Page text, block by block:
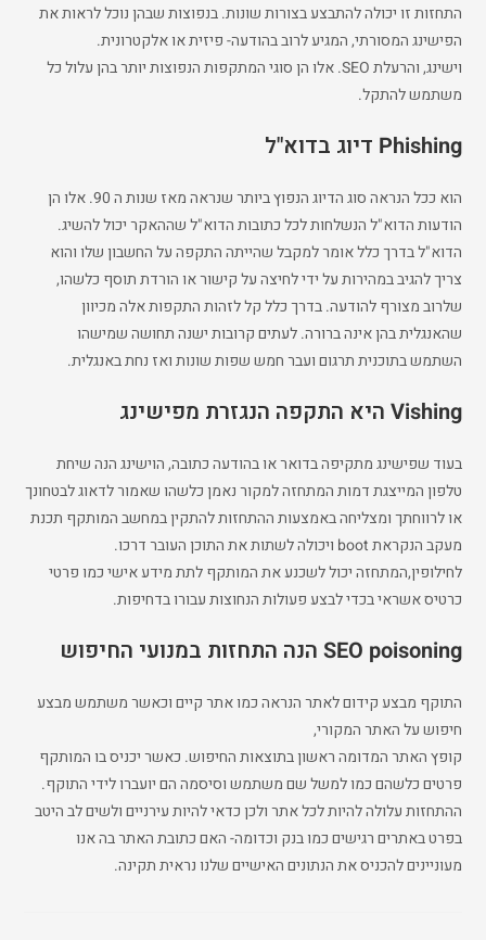
התחזות זו יכולה להתבצע בצורות שונות. בנפוצות שבהן נוכל לראות את
הפישינג המסורתי, המגיע לרוב בהודעה- פיזית או אלקטרונית.
וישינג, והרעלת SEO. אלו הן סוגי המתקפות הנפוצות יותר בהן עלול כל
משתמש להתקל.
Phishing דיוג בדוא"ל
הוא ככל הנראה סוג הדיוג הנפוץ ביותר שנראה מאז שנות ה 90. אלו הן
הודעות הדוא"ל הנשלחות לכל כתובות הדוא"ל שההאקר יכול להשיג.
הדוא"ל בדרך כלל אומר למקבל שהייתה התקפה על החשבון שלו והוא
צריך להגיב במהירות על ידי לחיצה על קישור או הורדת תוסף כלשהו,
שלרוב מצורף להודעה. בדרך כלל קל לזהות התקפות אלה מכיוון
שהאנגלית בהן אינה ברורה. לעתים קרובות ישנה תחושה שמישהו
השתמש בתוכנית תרגום ועבר חמש שפות שונות ואז נחת באנגלית.
Vishing היא התקפה הנגזרת מפישינג
בעוד שפישינג מתקיפה בדואר או בהודעה כתובה, הוישינג הנה שיחת
טלפון המייצגת דמות המתחזה למקור נאמן כלשהו שאמור לדאוג לבטחונך
או לרווחתך ומצליחה באמצעות ההתחזות להתקין במחשב המותקף תכנת
מעקב הנקראת boot ויכולה לשתות את התוכן העובר דרכו.
לחילופין,המתחזה יכול לשכנע את המותקף לתת מידע אישי כמו פרטי
כרטיס אשראי בכדי לבצע פעולות הנחוצות עבורו בדחיפות.
SEO poisoning הנה התחזות במנועי החיפוש
התוקף מבצע קידום לאתר הנראה כמו אתר קיים וכאשר משתמש מבצע
חיפוש על האתר המקורי,
קופץ האתר המדומה ראשון בתוצאות החיפוש. כאשר יכניס בו המותקף
פרטים כלשהם כמו למשל שם משתמש וסיסמה הם יועברו לידי התוקף.
ההתחזות עלולה להיות לכל אתר ולכן כדאי להיות עירניים ולשים לב היטב
בפרט באתרים רגישים כמו בנק וכדומה- האם כתובת האתר בה אנו
מעוניינים להכניס את הנתונים האישיים שלנו נראית תקינה.